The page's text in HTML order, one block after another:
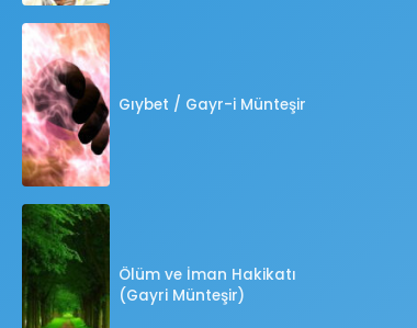
Gıybet / Gayr-i Münteşir
Ölüm ve İman Hakikatı
(Gayri Münteşir)